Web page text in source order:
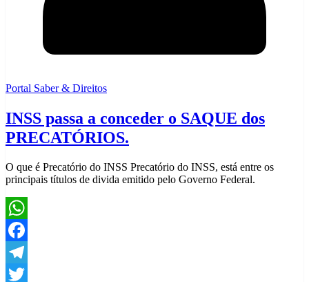
Portal Saber & Direitos
INSS passa a conceder o SAQUE dos
PRECATÓRIOS.
O que é Precatório do INSS Precatório do INSS, está entre os
principais títulos de divida emitido pelo Governo Federal.
WhatsApp
Facebook
Telegram